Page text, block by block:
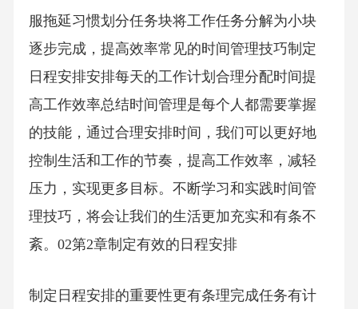
服拖延习惯划分任务块将工作任务分解为小块
逐步完成，提高效率常见的时间管理技巧制定
日程安排安排每天的工作计划合理分配时间提
高工作效率总结时间管理是每个人都需要掌握
的技能，通过合理安排时间，我们可以更好地
控制生活和工作的节奏，提高工作效率，减轻
压力，实现更多目标。不断学习和实践时间管
理技巧，将会让我们的生活更加充实和有条不
紊。02第2章制定有效的日程安排
制定日程安排的重要性更有条理完成任务有计